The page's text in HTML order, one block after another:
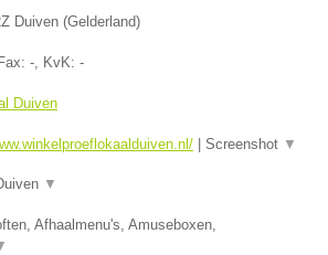
Duiven (Gelderland)
Fax: - , KvK: -
Duiven
| Screenshot ▼
▼
Afhaalmenu's, Amuseboxen,